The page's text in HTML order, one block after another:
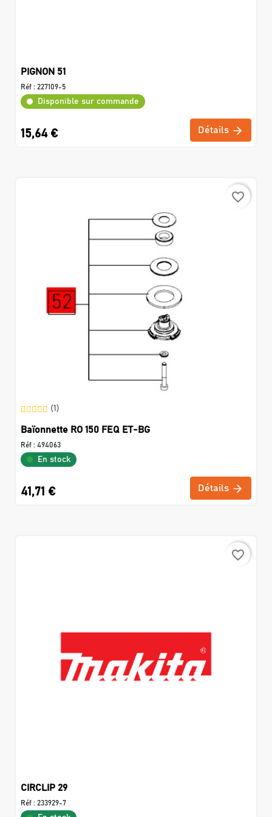
PIGNON 51
Réf : 227109-5
Disponible sur commande
15,64 € Détails
favorite_border
(1)
Baïonnette RO 150 FEQ ET-BG
Réf : 494063
En stock
41,71 € Détails
favorite_border
CIRCLIP 29
Réf : 233929-7